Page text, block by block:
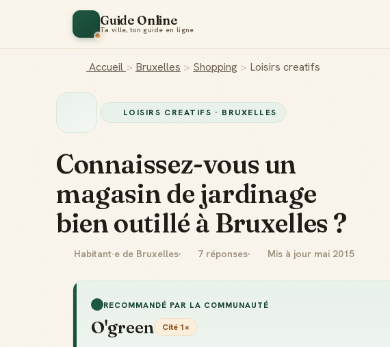
Guide Online
Ta ville, ton guide en ligne
Accueil > Bruxelles > Shopping > Loisirs creatifs
LOISIRS CREATIFS · BRUXELLES
Connaissez-vous un
magasin de jardinage
bien outillé à Bruxelles ?
Habitant·e de Bruxelles 7 réponses Mis à jour mai 2015
RECOMMANDÉ PAR LA COMMUNAUTÉ
O'green Cité 1×